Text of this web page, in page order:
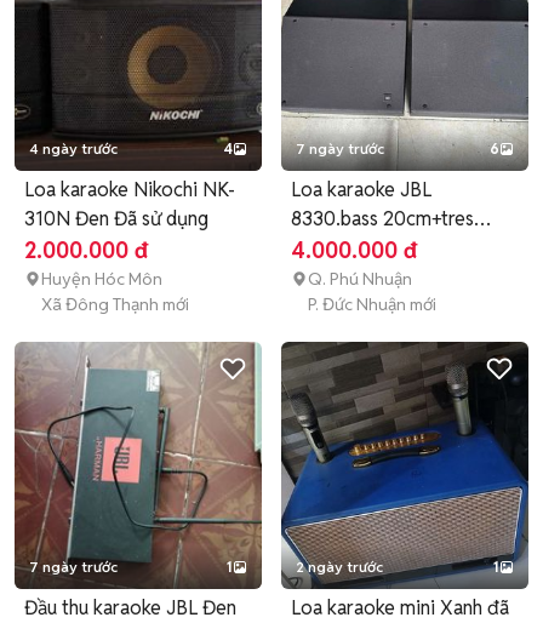
4 ngày trước 4
Loa karaoke Nikochi NK-
310N Đen Đã sử dụng
2.000.000 đ
Huyện Hóc Môn
Xã Đông Thạnh mới
7 ngày trước 6
Loa karaoke JBL
8330.bass 20cm+tres
titant.loa zin
4.000.000 đ
Q. Phú Nhuận
P. Đức Nhuận mới
7 ngày trước 1
Đầu thu karaoke JBL Đen
2 ngày trước 1
Loa karaoke mini Xanh đã